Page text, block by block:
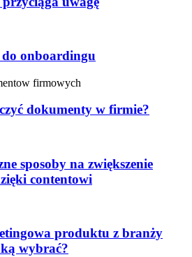
onboardingu
dokumenty w firmie?
sposoby na zwiększenie
contentowi
produktu z branży
wybrać?